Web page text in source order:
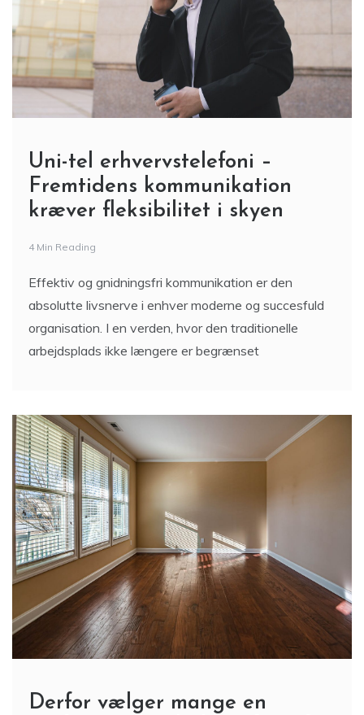
Uni-tel erhvervstelefoni –
Fremtidens kommunikation
kræver fleksibilitet i skyen
4 Min Reading
Effektiv og gnidningsfri kommunikation er den
absolutte livsnerve i enhver moderne og succesfuld
organisation. I en verden, hvor den traditionelle
arbejdsplads ikke længere er begrænset
Derfor vælger mange en